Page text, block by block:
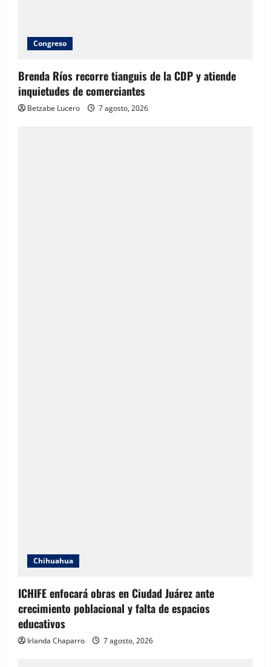
Congreso
Brenda Ríos recorre tianguis de la CDP y atiende
inquietudes de comerciantes
Betzabe Lucero 7 agosto, 2026
Chihuahua
ICHIFE enfocará obras en Ciudad Juárez ante
crecimiento poblacional y falta de espacios
educativos
Irlanda Chaparro 7 agosto, 2026